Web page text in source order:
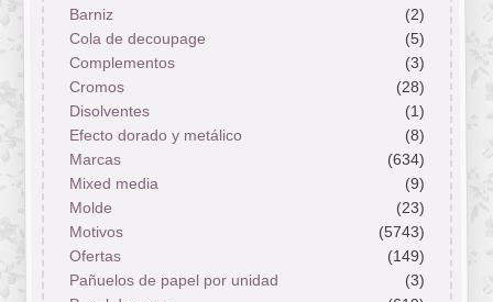
Barniz
(2)
Cola de decoupage
(5)
Complementos
(3)
Cromos
(28)
Disolventes
(1)
Efecto dorado y metálico
(8)
Marcas
(634)
Mixed media
(9)
Molde
(23)
Motivos
(5743)
Ofertas
(149)
Pañuelos de papel por unidad
(3)